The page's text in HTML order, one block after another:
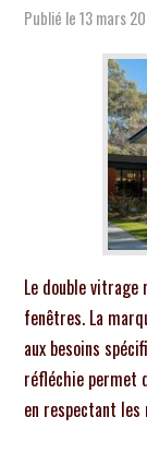
Publié le13 mars
Le double vitrage
fenêtres. La
aux besoins
réfléchie permet
en respectant les